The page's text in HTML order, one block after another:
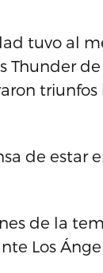
tuvo al
Thunder
de estar
de la
Los